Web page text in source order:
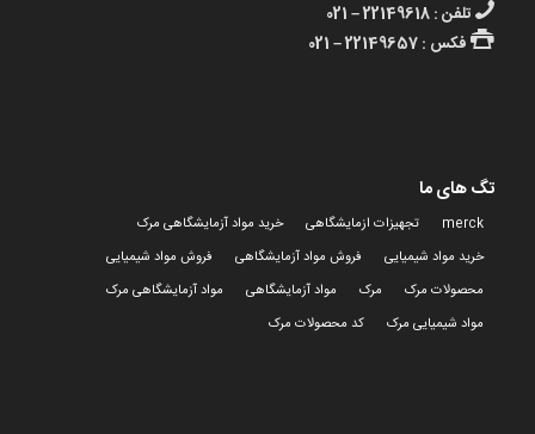
تلفن : 22149618 – 021
فکس : 22149657 – 021
تگ های ما
merck تجهیزات ازمایشگاهی
خرید مواد آزمایشگاهی مرک
خرید مواد شیمیایی
فروش مواد آزمایشگاهی
فروش مواد شیمیایی
محصولات مرک
مرک مواد آزمایشگاهی
مواد آزمایشگاهی مرک
مواد شیمیایی مرک
کد محصولات مرک